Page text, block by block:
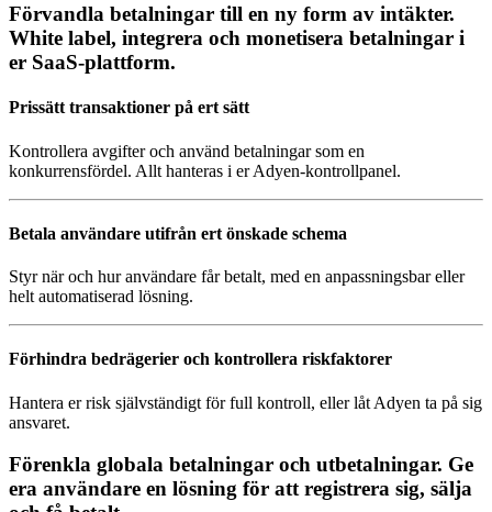
Förvandla betalningar till en ny form av intäkter.
White label, integrera och monetisera betalningar i
er SaaS-plattform.
Prissätt transaktioner på ert sätt
Kontrollera avgifter och använd betalningar som en
konkurrensfördel. Allt hanteras i er Adyen-kontrollpanel.
Betala användare utifrån ert önskade schema
Styr när och hur användare får betalt, med en anpassningsbar eller
helt automatiserad lösning.
Förhindra bedrägerier och kontrollera riskfaktorer
Hantera er risk självständigt för full kontroll, eller låt Adyen ta på sig
ansvaret.
Förenkla globala betalningar och utbetalningar. Ge
era användare en lösning för att registrera sig, sälja